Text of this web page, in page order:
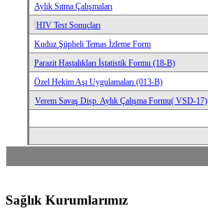
Aylık Sıtma Çalışmaları
HIV Test Sonuçları
Kuduz Şüpheli Temas İzleme Form
Parazit Hastalıkları İstatistik Formu (18-B)
Özel Hekim Aşı Uygulamaları (013-B)
Verem Savaş Disp. Aylık Çalışma Formu( VSD-17)
Sağlık Kurumlarımız